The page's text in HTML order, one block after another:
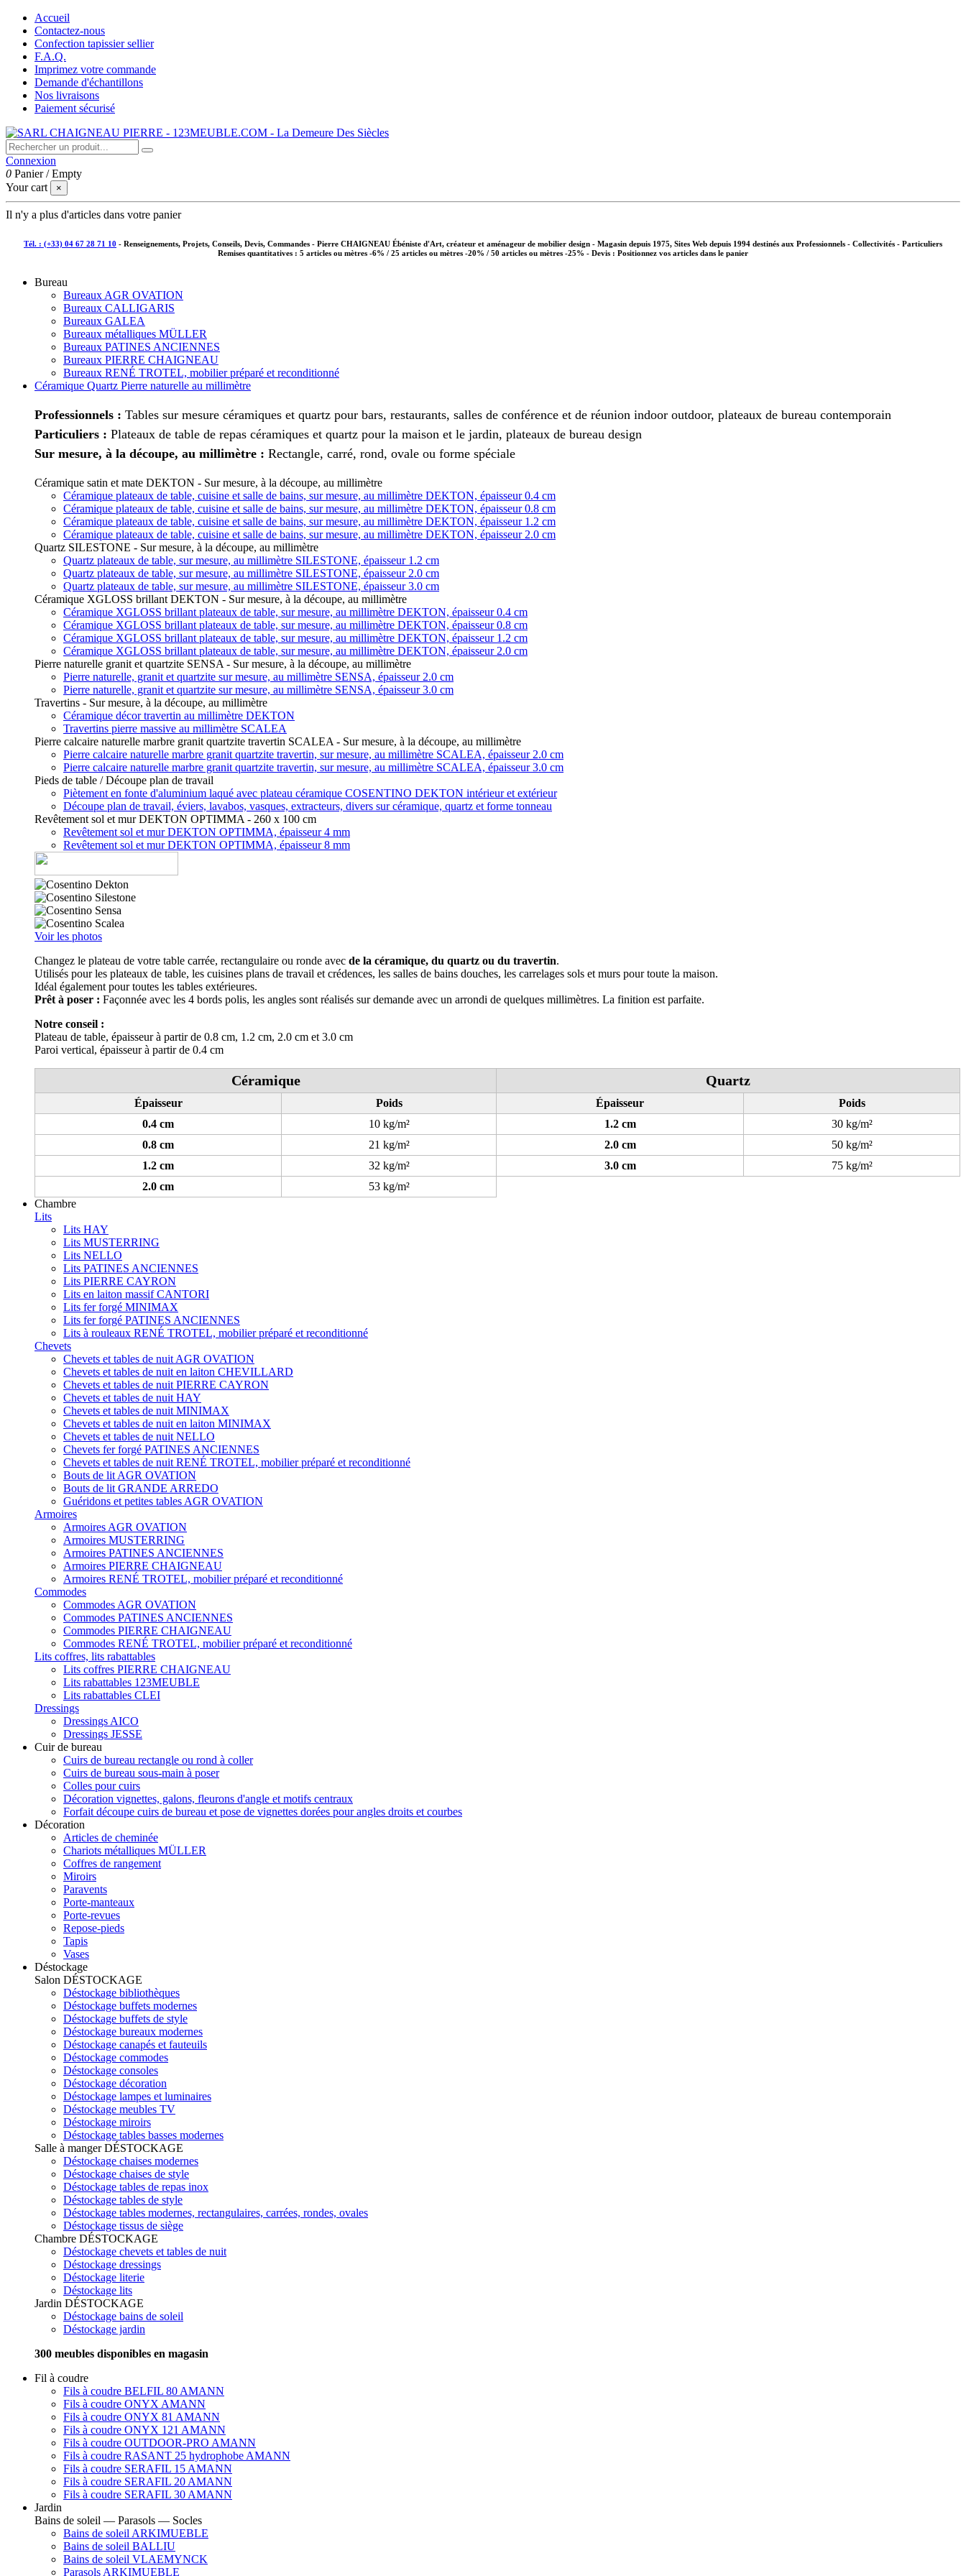
Accueil
Contactez-nous
Confection tapissier sellier
F.A.Q.
Imprimez votre commande
Demande d'échantillons
Nos livraisons
Paiement sécurisé
Connexion
0 Panier /Empty
Your cart
×
Il n'y a plus d'articles dans votre panier
Tél. : (+33) 04 67 28 71 10 - Renseignements, Projets, Conseils, Devis, Commandes - Pierre CHAIGNEAU Ébéniste d'Art, créateur et aménageur de mobilier design - Magasin depuis 1975, Sites Web depuis 1994 destinés aux Professionnels - Collectivités - Particuliers
Remises quantitatives : 5 articles ou mètres -6% / 25 articles ou mètres -20% / 50 articles ou mètres -25% - Devis : Positionnez vos articles dans le panier
Bureau
Bureaux AGR OVATION
Bureaux CALLIGARIS
Bureaux GALEA
Bureaux métalliques MÜLLER
Bureaux PATINES ANCIENNES
Bureaux PIERRE CHAIGNEAU
Bureaux RENÉ TROTEL, mobilier préparé et reconditionné
Céramique Quartz Pierre naturelle au millimètre
Professionnels : Tables sur mesure céramiques et quartz pour bars, restaurants, salles de conférence et de réunion indoor outdoor, plateaux de bureau contemporain
Particuliers : Plateaux de table de repas céramiques et quartz pour la maison et le jardin, plateaux de bureau design
Sur mesure, à la découpe, au millimètre : Rectangle, carré, rond, ovale ou forme spéciale
Céramique satin et mate DEKTON - Sur mesure, à la découpe, au millimètre
Céramique plateaux de table, cuisine et salle de bains, sur mesure, au millimètre DEKTON, épaisseur 0.4 cm
Céramique plateaux de table, cuisine et salle de bains, sur mesure, au millimètre DEKTON, épaisseur 0.8 cm
Céramique plateaux de table, cuisine et salle de bains, sur mesure, au millimètre DEKTON, épaisseur 1.2 cm
Céramique plateaux de table, cuisine et salle de bains, sur mesure, au millimètre DEKTON, épaisseur 2.0 cm
Quartz SILESTONE - Sur mesure, à la découpe, au millimètre
Quartz plateaux de table, sur mesure, au millimètre SILESTONE, épaisseur 1.2 cm
Quartz plateaux de table, sur mesure, au millimètre SILESTONE, épaisseur 2.0 cm
Quartz plateaux de table, sur mesure, au millimètre SILESTONE, épaisseur 3.0 cm
Céramique XGLOSS brillant DEKTON - Sur mesure, à la découpe, au millimètre
Céramique XGLOSS brillant plateaux de table, sur mesure, au millimètre DEKTON, épaisseur 0.4 cm
Céramique XGLOSS brillant plateaux de table, sur mesure, au millimètre DEKTON, épaisseur 0.8 cm
Céramique XGLOSS brillant plateaux de table, sur mesure, au millimètre DEKTON, épaisseur 1.2 cm
Céramique XGLOSS brillant plateaux de table, sur mesure, au millimètre DEKTON, épaisseur 2.0 cm
Pierre naturelle granit et quartzite SENSA - Sur mesure, à la découpe, au millimètre
Pierre naturelle, granit et quartzite sur mesure, au millimètre SENSA, épaisseur 2.0 cm
Pierre naturelle, granit et quartzite sur mesure, au millimètre SENSA, épaisseur 3.0 cm
Travertins - Sur mesure, à la découpe, au millimètre
Céramique décor travertin au millimètre DEKTON
Travertins pierre massive au millimètre SCALEA
Pierre calcaire naturelle marbre granit quartzite travertin SCALEA - Sur mesure, à la découpe, au millimètre
Pierre calcaire naturelle marbre granit quartzite travertin, sur mesure, au millimètre SCALEA, épaisseur 2.0 cm
Pierre calcaire naturelle marbre granit quartzite travertin, sur mesure, au millimètre SCALEA, épaisseur 3.0 cm
Pieds de table / Découpe plan de travail
Piètement en fonte d'aluminium laqué avec plateau céramique COSENTINO DEKTON intérieur et extérieur
Découpe plan de travail, éviers, lavabos, vasques, extracteurs, divers sur céramique, quartz et forme tonneau
Revêtement sol et mur DEKTON OPTIMMA - 260 x 100 cm
Revêtement sol et mur DEKTON OPTIMMA, épaisseur 4 mm
Revêtement sol et mur DEKTON OPTIMMA, épaisseur 8 mm
Voir les photos
Changez le plateau de votre table carrée, rectangulaire ou ronde avec de la céramique, du quartz ou du travertin.
Utilisés pour les plateaux de table, les cuisines plans de travail et crédences, les salles de bains douches, les carrelages sols et murs pour toute la maison.
Idéal également pour toutes les tables extérieures.
Prêt à poser : Façonnée avec les 4 bords polis, les angles sont réalisés sur demande avec un arrondi de quelques millimètres. La finition est parfaite.
Notre conseil :
Plateau de table, épaisseur à partir de 0.8 cm, 1.2 cm, 2.0 cm et 3.0 cm
Paroi vertical, épaisseur à partir de 0.4 cm
Céramique Quartz
Épaisseur Poids Épaisseur
Poids
0.4 cm
10 kg/m² 1.2 cm
30 kg/m²
0.8 cm
21 kg/m² 2.0 cm
50 kg/m²
1.2 cm
32 kg/m² 3.0 cm
75 kg/m²
2.0 cm
53 kg/m²
Chambre
Lits
Lits HAY
Lits MUSTERRING
Lits NELLO
Lits PATINES ANCIENNES
Lits PIERRE CAYRON
Lits en laiton massif CANTORI
Lits fer forgé MINIMAX
Lits fer forgé PATINES ANCIENNES
Lits à rouleaux RENÉ TROTEL, mobilier préparé et reconditionné
Chevets
Chevets et tables de nuit AGR OVATION
Chevets et tables de nuit en laiton CHEVILLARD
Chevets et tables de nuit PIERRE CAYRON
Chevets et tables de nuit HAY
Chevets et tables de nuit MINIMAX
Chevets et tables de nuit en laiton MINIMAX
Chevets et tables de nuit NELLO
Chevets fer forgé PATINES ANCIENNES
Chevets et tables de nuit RENÉ TROTEL, mobilier préparé et reconditionné
Bouts de lit AGR OVATION
Bouts de lit GRANDE ARREDO
Guéridons et petites tables AGR OVATION
Armoires
Armoires AGR OVATION
Armoires MUSTERRING
Armoires PATINES ANCIENNES
Armoires PIERRE CHAIGNEAU
Armoires RENÉ TROTEL, mobilier préparé et reconditionné
Commodes
Commodes AGR OVATION
Commodes PATINES ANCIENNES
Commodes PIERRE CHAIGNEAU
Commodes RENÉ TROTEL, mobilier préparé et reconditionné
Lits coffres, lits rabattables
Lits coffres PIERRE CHAIGNEAU
Lits rabattables 123MEUBLE
Lits rabattables CLEI
Dressings
Dressings AICO
Dressings JESSE
Cuir de bureau
Cuirs de bureau rectangle ou rond à coller
Cuirs de bureau sous-main à poser
Colles pour cuirs
Décoration vignettes, galons, fleurons d'angle et motifs centraux
Forfait découpe cuirs de bureau et pose de vignettes dorées pour angles droits et courbes
Décoration
Articles de cheminée
Chariots métalliques MÜLLER
Coffres de rangement
Miroirs
Paravents
Porte-manteaux
Porte-revues
Repose-pieds
Tapis
Vases
Déstockage
Salon DÉSTOCKAGE
Déstockage bibliothèques
Déstockage buffets modernes
Déstockage buffets de style
Déstockage bureaux modernes
Déstockage canapés et fauteuils
Déstockage commodes
Déstockage consoles
Déstockage décoration
Déstockage lampes et luminaires
Déstockage meubles TV
Déstockage miroirs
Déstockage tables basses modernes
Salle à mangerDÉSTOCKAGE
Déstockage chaises modernes
Déstockage chaises de style
Déstockage tables de repas inox
Déstockage tables de style
Déstockage tables modernes, rectangulaires, carrées, rondes, ovales
Déstockage tissus de siège
Chambre DÉSTOCKAGE
Déstockage chevets et tables de nuit
Déstockage dressings
Déstockage literie
Déstockage lits
Jardin DÉSTOCKAGE
Déstockage bains de soleil
Déstockage jardin
300 meubles disponibles en magasin
Fil à coudre
Fils à coudre BELFIL 80 AMANN
Fils à coudre ONYX AMANN
Fils à coudre ONYX 81 AMANN
Fils à coudre ONYX 121 AMANN
Fils à coudre OUTDOOR-PRO AMANN
Fils à coudre RASANT 25 hydrophobe AMANN
Fils à coudre SERAFIL 15 AMANN
Fils à coudre SERAFIL 20 AMANN
Fils à coudre SERAFIL 30 AMANN
Jardin
Bains de soleil — Parasols — Socles
Bains de soleil ARKIMUEBLE
Bains de soleil BALLIU
Bains de soleil VLAEMYNCK
Parasols ARKIMUEBLE